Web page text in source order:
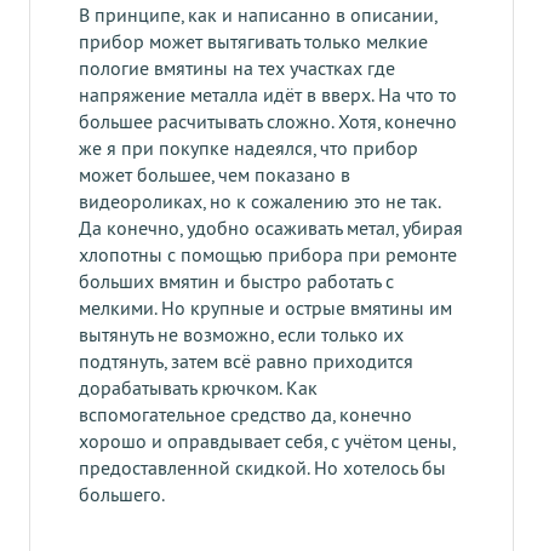
В принципе, как и написанно в описании,
прибор может вытягивать только мелкие
пологие вмятины на тех участках где
напряжение металла идёт в вверх. На что то
большее расчитывать сложно. Хотя, конечно
же я при покупке надеялся, что прибор
может большее, чем показано в
видеороликах, но к сожалению это не так.
Да конечно, удобно осаживать метал, убирая
хлопотны с помощью прибора при ремонте
больших вмятин и быстро работать с
мелкими. Но крупные и острые вмятины им
вытянуть не возможно, если только их
подтянуть, затем всё равно приходится
дорабатывать крючком. Как
вспомогательное средство да, конечно
хорошо и оправдывает себя, с учётом цены,
предоставленной скидкой. Но хотелось бы
большего.